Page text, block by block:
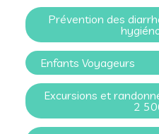
Prévention des
Enfants Voyageurs
Excursions et
2